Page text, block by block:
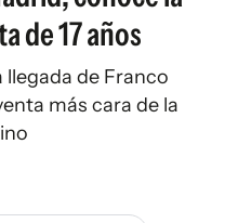
de 17 años
llegada de Franco
más cara de la